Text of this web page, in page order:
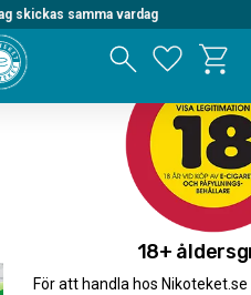
skickas samma vardag
18+
För att handla hos